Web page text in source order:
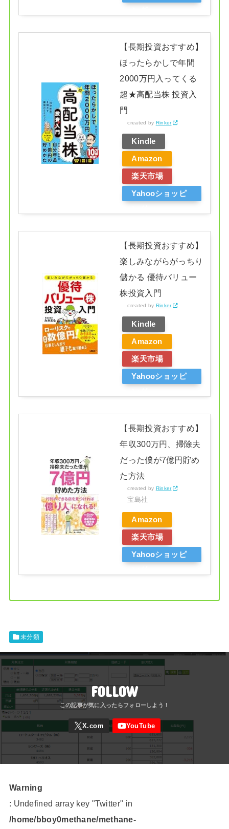
【長期投資おすすめ】
ほったらかしで年間
2000万円入ってくる
超★高配当株 投資入
門
created by Rinker
Kindle
Amazon
楽天市場
Yahooショッピ
【長期投資おすすめ】
楽しみながらがっちり
儲かる 優待バリュー
株投資入門
created by Rinker
Kindle
Amazon
楽天市場
Yahooショッピ
【長期投資おすすめ】
年収300万円、掃除夫
だった僕が7億円貯め
た方法
created by Rinker
宝島社
Amazon
楽天市場
Yahooショッピ
未分類
FOLLOW
Warning
: Undefined array key "Twitter" in
/home/bboy0methane/methane-